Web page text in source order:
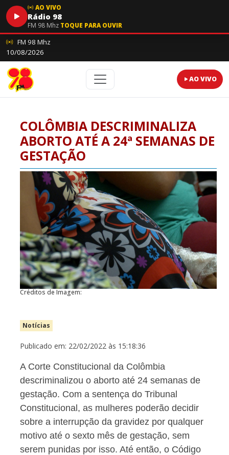
AO VIVO
Rádio 98
FM 98 Mhz TOQUE PARA OUVIR
FM 98 Mhz
10/08/2026
AO VIVO
COLÔMBIA DESCRIMINALIZA
ABORTO ATÉ A 24ª SEMANAS DE
GESTAÇÃO
Créditos de Imagem:
Notícias
Publicado em: 22/02/2022 às 15:18:36
A Corte Constitucional da Colômbia
descriminalizou o aborto até 24 semanas de
gestação. Com a sentença do Tribunal
Constitucional, as mulheres poderão decidir
sobre a interrupção da gravidez por qualquer
motivo até o sexto mês de gestação, sem
serem punidas por isso. Até então, o Código